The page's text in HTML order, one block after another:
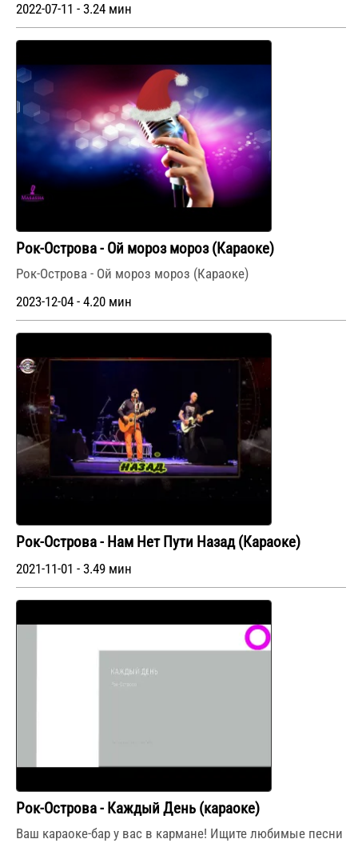
2022-07-11 - 3.24 мин
Рок-Острова - Ой мороз мороз (Караоке)
Рок-Острова - Ой мороз мороз (Караоке)
2023-12-04 - 4.20 мин
Рок-Острова - Нам Нет Пути Назад (Караоке)
2021-11-01 - 3.49 мин
Рок-Острова - Каждый День (караоке)
Ваш караоке-бар у вас в кармане! Ищите любимые песни